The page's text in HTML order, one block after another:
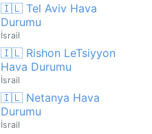
🇮🇱 Tel Aviv Hava
Durumu
İsrail
🇮🇱 Rishon LeTsiyyon
Hava Durumu
İsrail
🇮🇱 Netanya Hava
Durumu
İsrail